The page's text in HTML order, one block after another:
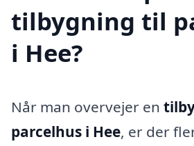
tilbygning til
i Hee?
Når man overvejer en
parcelhus i Hee, er der